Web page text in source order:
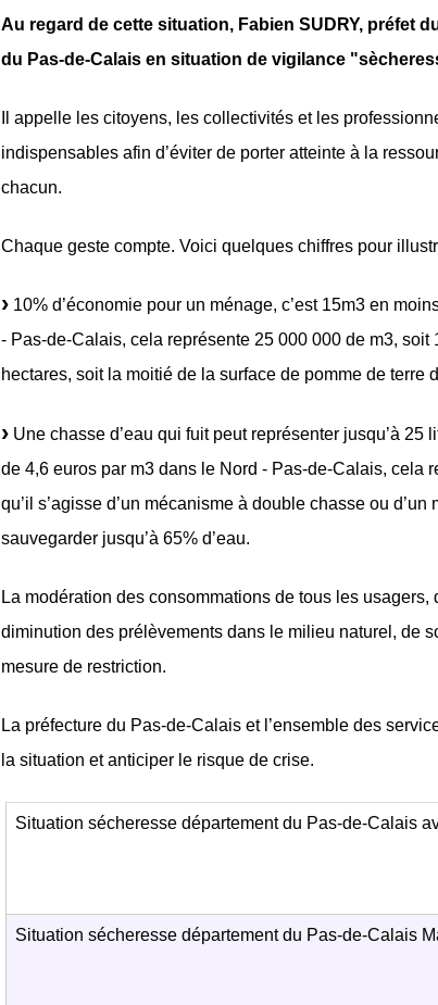
Au regard de cette situation, Fabien SUDRY, préfet
du Pas-de-Calais en situation de vigilance
Il appelle les citoyens, les collectivités et les
indispensables afin d’éviter de porter atteinte à la
chacun.
Chaque geste compte. Voici quelques chiffres pour
10% d’économie pour un ménage, c’est 15m3 en
- Pas-de-Calais, cela représente 25 000 000 de m3,
hectares, soit la moitié de la surface de pomme de terre
Une chasse d’eau qui fuit peut représenter jusqu’à 25
de 4,6 euros par m3 dans le Nord - Pas-de-Calais, cela
qu’il s’agisse d’un mécanisme à double chasse ou
sauvegarder jusqu’à 65% d’eau.
La modération des consommations de tous les
diminution des prélèvements dans le milieu naturel, de
mesure de restriction.
La préfecture du Pas-de-Calais et l’ensemble des
la situation et anticiper le risque de crise.
Situation sécheresse département du Pas-de-Calais
Situation sécheresse département du Pas-de-Calais